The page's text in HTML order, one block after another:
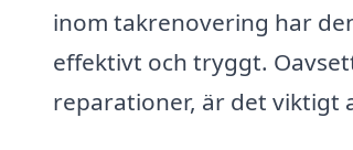
inom takrenovering har
effektivt och tryggt.
reparationer, är det viktigt